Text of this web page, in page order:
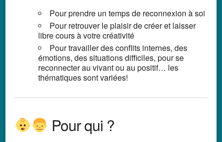
Pour prendre un temps de reconnexion à soi
Pour retrouver le plaisir de créer et laisser
libre cours à votre créativité
Pour travailler des conflits internes, des
émotions, des situations difficiles, pour se
reconnecter au vivant ou au positif… les
thématiques sont variées!
Pour qui ?